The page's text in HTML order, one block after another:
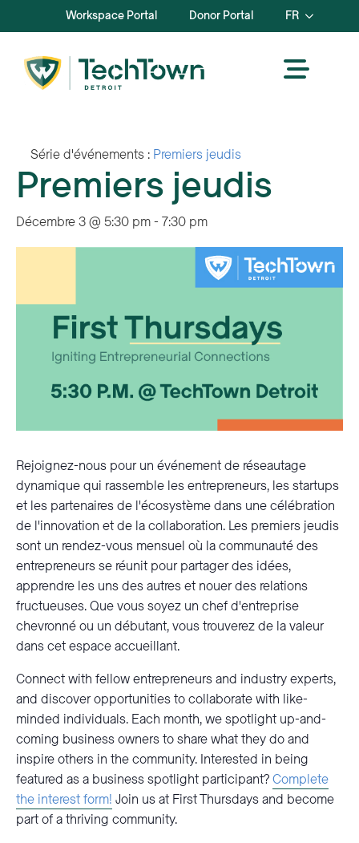
Workspace Portal Donor Portal FR
Série d'événements : Premiers jeudis
Premiers jeudis
Décembre 3 @ 5:30 pm- 7:30 pm
Rejoignez-nous pour un événement de réseautage
dynamique qui rassemble les entrepreneurs, les startups
et les partenaires de l'écosystème dans une célébration
de l'innovation et de la collaboration. Les premiers jeudis
sont un rendez-vous mensuel où la communauté des
entrepreneurs se réunit pour partager des idées,
apprendre les uns des autres et nouer des relations
fructueuses. Que vous soyez un chef d'entreprise
chevronné ou un débutant, vous trouverez de la valeur
dans cet espace accueillant.
Connect with fellow entrepreneurs and industry experts,
and discover opportunities to collaborate with like-
minded individuals. Each month, we spotlight up-and-
coming business owners to share what they do and
inspire others in the community. Interested in being
featured as a business spotlight participant?Complete
the interest form! Join us at First Thursdays and become
part of a thriving community.